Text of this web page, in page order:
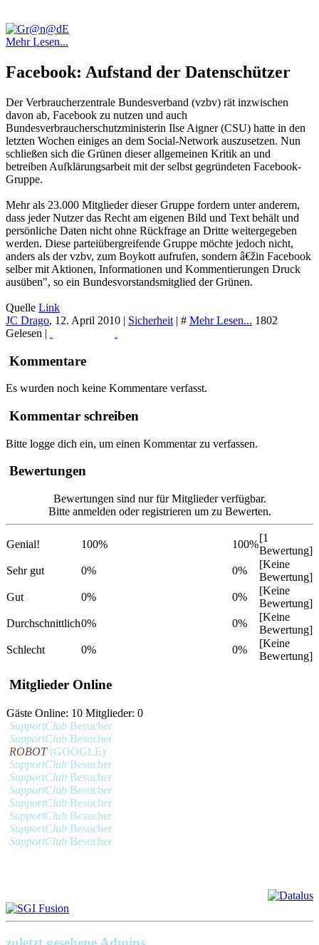
Mehr Lesen...
Facebook: Aufstand der Datenschützer
Der Verbraucherzentrale Bundesverband (vzbv) rät inzwischen
davon ab, Facebook zu nutzen und auch
Bundesverbraucherschutzministerin Ilse Aigner (CSU) hatte in den
letzten Wochen einiges an dem Social-Network auszusetzen. Nun
schließen sich die Grünen dieser allgemeinen Kritik an und
betreiben Aufklärungsarbeit mit der selbst gegründeten Facebook-
Gruppe.
Mehr als 23.000 Mitglieder dieser Gruppe fordern unter anderem,
dass jeder Nutzer das Recht am eigenen Bild und Text behält und
persönliche Daten nicht ohne Rückfrage an Dritte weitergegeben
werden. Diese parteiübergreifende Gruppe möchte jedoch nicht,
anders als der vzbv, zum Boykott aufrufen, sondern â€žin Facebook
selber mit Aktionen, Informationen und Kommentierungen Druck
ausüben", so ein Bundesvorstandsmitglied der Grünen.
Quelle Link
JC Drago, 12. April 2010 | Sicherheit | # Mehr Lesen... 1802
Gelesen |
Kommentare
Es wurden noch keine Kommentare verfasst.
Kommentar schreiben
Bitte logge dich ein, um einen Kommentar zu verfassen.
Bewertungen
Bewertungen sind nur für Mitglieder verfügbar.
Bitte anmelden oder registrieren um zu Bewerten.
Genial! 100% 100%
[1
Bewertung]
Sehr gut
0% 0%
[Keine
Bewertung]
Gut
0% 0%
[Keine
Bewertung]
Durchschnittlich0% 0%
[Keine
Bewertung]
Schlecht
0% 0%
[Keine
Bewertung]
Mitglieder Online
Gäste Online: 10 Mitglieder: 0
SupportClub Besucher
SupportClub Besucher
ROBOT(GOOGLE)
SupportClub Besucher
SupportClub Besucher
SupportClub Besucher
SupportClub Besucher
SupportClub Besucher
SupportClub Besucher
SupportClub Besucher